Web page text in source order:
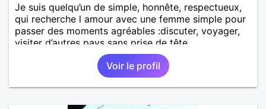
Je suis quelqu’un de simple, honnête, respectueux,
qui recherche l amour avec une femme simple pour
passer des moments agréables :discuter, voyager,
visiter d’autres pays sans prise de tête.
Voir le profil